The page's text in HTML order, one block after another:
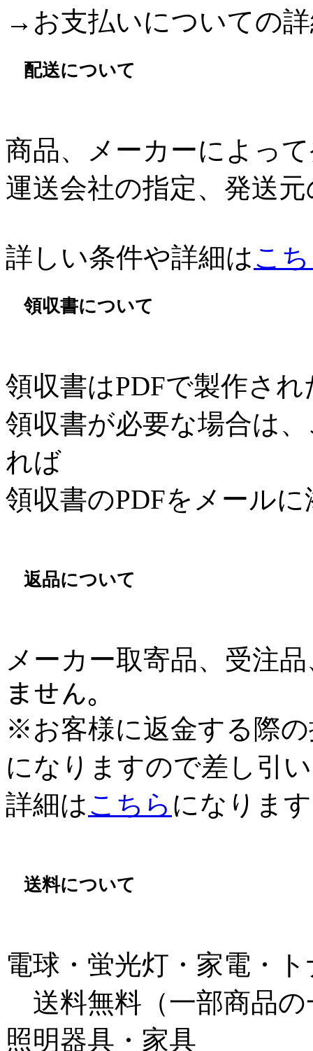
→お支払いについての
配送について
商品、メーカーによっ
運送会社の指定、発送
詳しい条件や詳細はこ
領収書について
領収書はPDFで製作さ
領収書が必要な場合は
れば
領収書のPDFをメール
返品について
メーカー取寄品、受注
ません。
※お客様に返金する際
になりますので差し引
詳細はこちら になりま
送料について
電球・蛍光灯・家電・
送料無料（一部商品の
照明器具・家具